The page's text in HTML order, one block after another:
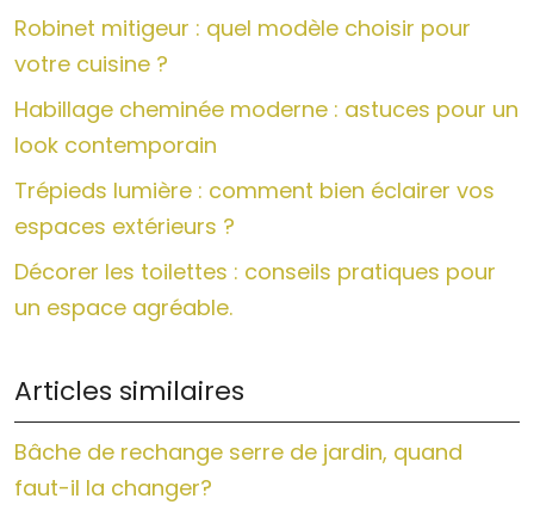
Robinet mitigeur : quel modèle choisir pour
votre cuisine ?
Habillage cheminée moderne : astuces pour un
look contemporain
Trépieds lumière : comment bien éclairer vos
espaces extérieurs ?
Décorer les toilettes : conseils pratiques pour
un espace agréable.
Articles similaires
Bâche de rechange serre de jardin, quand
faut-il la changer?